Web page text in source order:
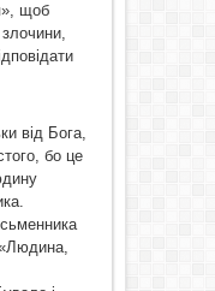
щоб
від Бога,
бо це